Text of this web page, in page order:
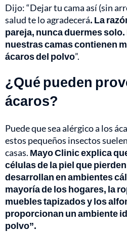
Dijo: “Dejar tu cama así (sin
salud te lo agradecerá. La
pareja, nunca duermes solo.
nuestras camas contienen
ácaros del polvo”.
¿Qué pueden
ácaros?
Puede que sea alérgico a los
estos pequeños insectos
casas. Mayo Clinic explica
células de la piel que
desarrollan en ambientes
mayoría de los hogares, la
muebles tapizados y los
proporcionan un ambiente
polvo”.